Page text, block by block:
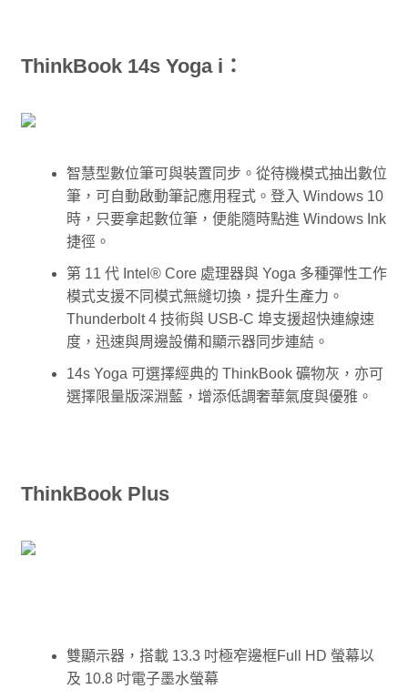
ThinkBook 14s Yoga i：
智慧型數位筆可與裝置同步。從待機模式抽出數位
筆，可自動啟動筆記應用程式。登入 Windows 10
時，只要拿起數位筆，便能隨時點進 Windows Ink
捷徑。
第 11 代 Intel® Core 處理器與 Yoga 多種彈性工作
模式支援不同模式無縫切換，提升生產力。
Thunderbolt 4 技術與 USB-C 埠支援超快連線速
度，迅速與周邊設備和顯示器同步連結。
14s Yoga 可選擇經典的 ThinkBook 礦物灰，亦可
選擇限量版深淵藍，增添低調奢華氣度與優雅。
ThinkBook Plus
雙顯示器，搭載 13.3 吋極窄邊框Full HD 螢幕以
及 10.8 吋電子墨水螢幕